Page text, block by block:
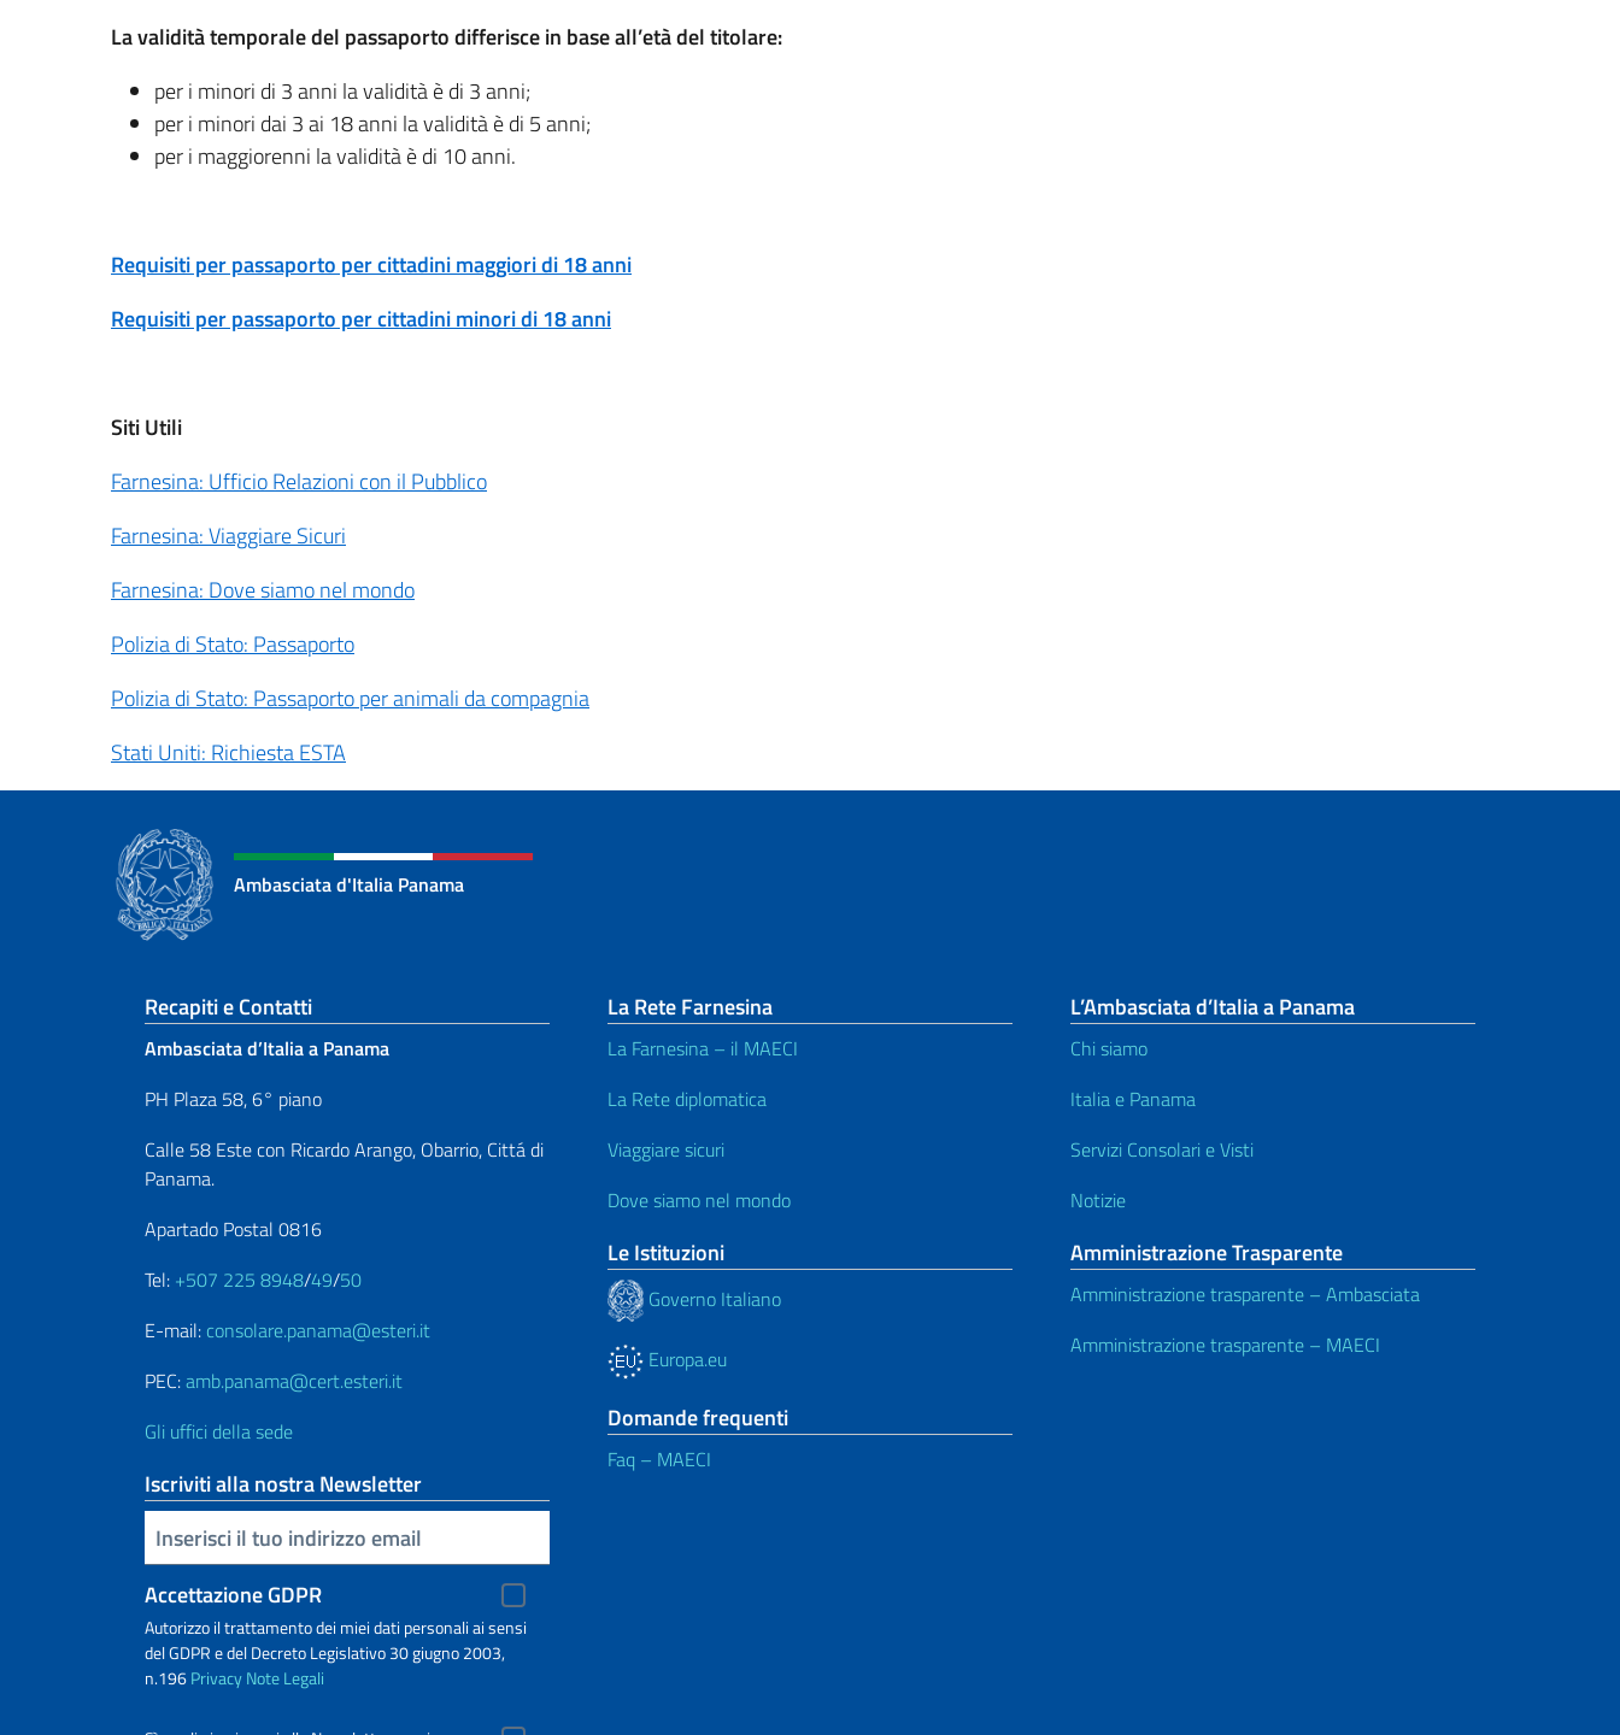
La validità temporale del passaporto differisce in base all’età del titolare:
per i minori di 3 anni la validità è di 3 anni;
per i minori dai 3 ai 18 anni la validità è di 5 anni;
per i maggiorenni la validità è di 10 anni.
Requisiti per passaporto per cittadini maggiori di 18 anni
Requisiti per passaporto per cittadini minori di 18 anni
Siti Utili
Farnesina: Ufficio Relazioni con il Pubblico
Farnesina: Viaggiare Sicuri
Farnesina: Dove siamo nel mondo
Polizia di Stato: Passaporto
Polizia di Stato: Passaporto per animali da compagnia
Stati Uniti: Richiesta ESTA
Ambasciata d'Italia Panama
Sezione footer
Recapiti e Contatti
Ambasciata d’Italia a Panama
PH Plaza 58, 6° piano
Calle 58 Este con Ricardo Arango, Obarrio, Cittá di
Panama.
Apartado Postal 0816
Tel: +507 225 8948/49/50
E-mail: consolare.panama@esteri.it
PEC:amb.panama@cert.esteri.it
Gli uffici della sede
Iscriviti alla nostra Newsletter
Inserisci la tua email
Accettazione GDPR
Autorizzo il trattamento dei miei dati personali ai sensi
del GDPR e del Decreto Legislativo 30 giugno 2003,
n.196PrivacyNote Legali
La Rete Farnesina
La Farnesina – il MAECI
La Rete diplomatica
Viaggiare sicuri
Dove siamo nel mondo
Le Istituzioni
Governo Italiano
Europa.eu
Domande frequenti
Faq – MAECI
L’Ambasciata d’Italia a Panama
Chi siamo
Italia e Panama
Servizi Consolari e Visti
Notizie
Amministrazione Trasparente
Amministrazione trasparente – Ambasciata
Amministrazione trasparente – MAECI